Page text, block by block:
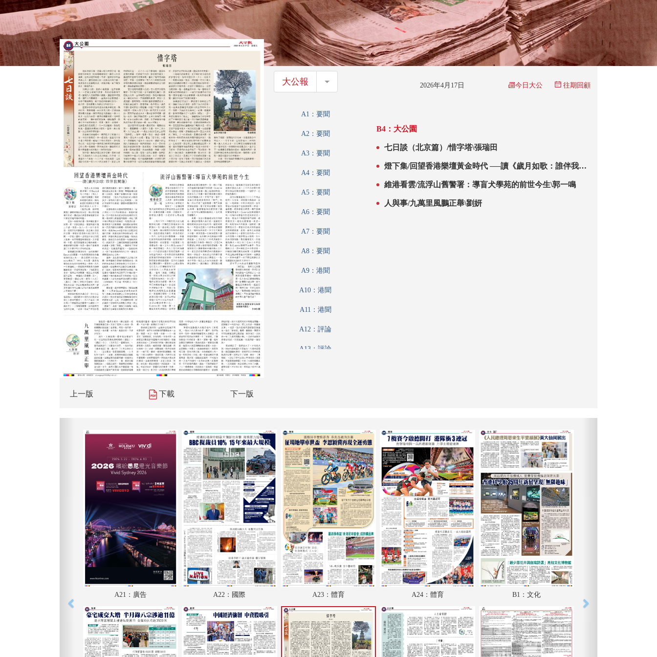
上一版 下載 下一版
大公報 大公報 2026年4月17日 今日大公 往期回顧
A1：要聞
A2：要聞
A3：要聞
A4：要聞
A5：要聞
A6：要聞
A7：要聞
A8：要聞
A9：港聞
A10：港聞
A11：港聞
A12：評論
A13：評論
A18：兩岸
A19：經濟
A20：經濟
A21：廣告
A22：國際
A23：體育
A24：體育
B1：文化
B3：經濟
B4：大公園
B4：大公園
七日談（北京篇）/惜字塔\張瑞田
燈下集/回望香港樂壇黃金時代 ──讀《歲月如歌：誰伴我闖
維港看雲/流浮山舊警署：導盲犬學苑的前世今生\郭一鳴
人與事/九萬里風鵬正舉\劉妍
A21：廣告 A22：國際 A23：體育 A24：體育 B1：文化